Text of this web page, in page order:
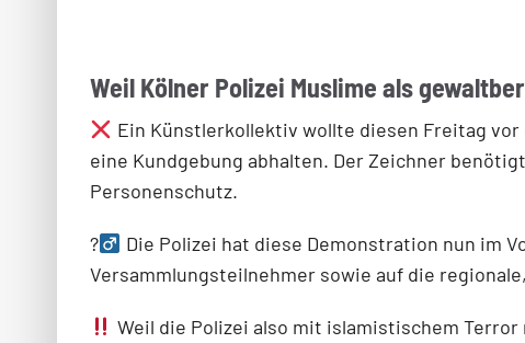
Weil Kölner Polizei Muslime als
Ein Künstlerkollektiv wollte diesen Freitag
eine Kundgebung abhalten. Der Zeichner
Personenschutz.
?‍
Die Polizei hat diese Demonstration nun im
Versammlungsteilnehmer sowie auf die
Weil die Polizei also mit islamistischem